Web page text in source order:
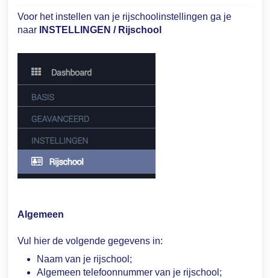
Voor het instellen van je rijschoolinstellingen ga je
naar
INSTELLINGEN / Rijschool
Algemeen
Vul hier de volgende gegevens in:
Naam van je rijschool;
Algemeen telefoonnummer van je rijschool;